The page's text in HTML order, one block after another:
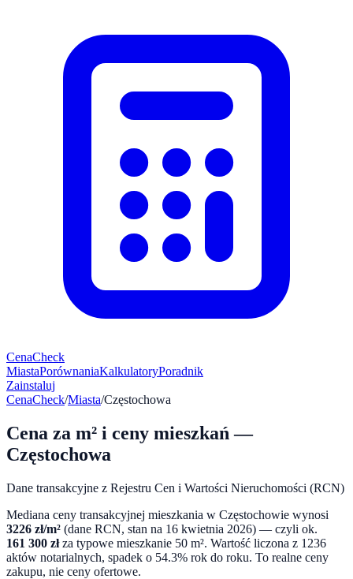
CenaCheck
MiastaPorównaniaKalkulatoryPoradnik
Zainstaluj
CenaCheck/Miasta/Częstochowa
Cena za m² i ceny mieszkań —
Częstochowa
Dane transakcyjne z Rejestru Cen i Wartości Nieruchomości (RCN)
Mediana ceny transakcyjnej mieszkania w Częstochowie wynosi
3226 zł/m² (dane RCN, stan na 16 kwietnia 2026) — czyli ok.
161 300 złza typowe mieszkanie 50 m². Wartość liczona z 1236
aktów notarialnych, spadek o 54.3% rok do roku. To realne ceny
zakupu, nie ceny ofertowe.